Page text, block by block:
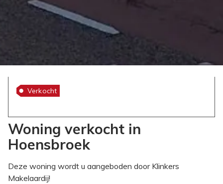
Woning verkocht in
Hoensbroek
Verkocht
Deze woning wordt u aangeboden door Klinkers
Makelaardij!